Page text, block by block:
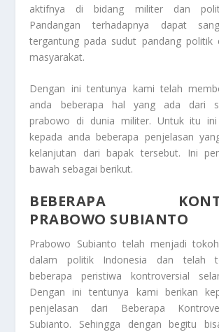
aktifnya di bidang militer dan
Pandangan terhadapnya dapat
tergantung pada sudut pandang politik
masyarakat.
Dengan ini tentunya kami telah
anda beberapa hal yang ada dari
prabowo di dunia militer. Untuk itu
kepada anda beberapa penjelasan
kelanjutan dari bapak tersebut. Ini
bawah sebagai berikut.
BEBERAPA
PRABOWO SUBIANTO
Prabowo Subianto telah menjadi
dalam politik Indonesia dan telah
beberapa peristiwa kontroversial
Dengan ini tentunya kami berikan
penjelasan dari
Beberapa
Subianto. Sehingga dengan begitu